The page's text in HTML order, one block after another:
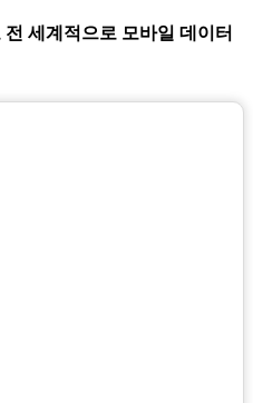
세계적으로 모바일 데이터